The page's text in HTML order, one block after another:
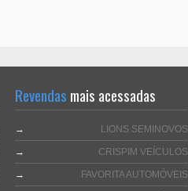
Revendas mais acessadas
→ LIONS SEMINOVOS
→ CRISPIM VEÍCULOS
→ FAVORITA AUTOMÓVEIS